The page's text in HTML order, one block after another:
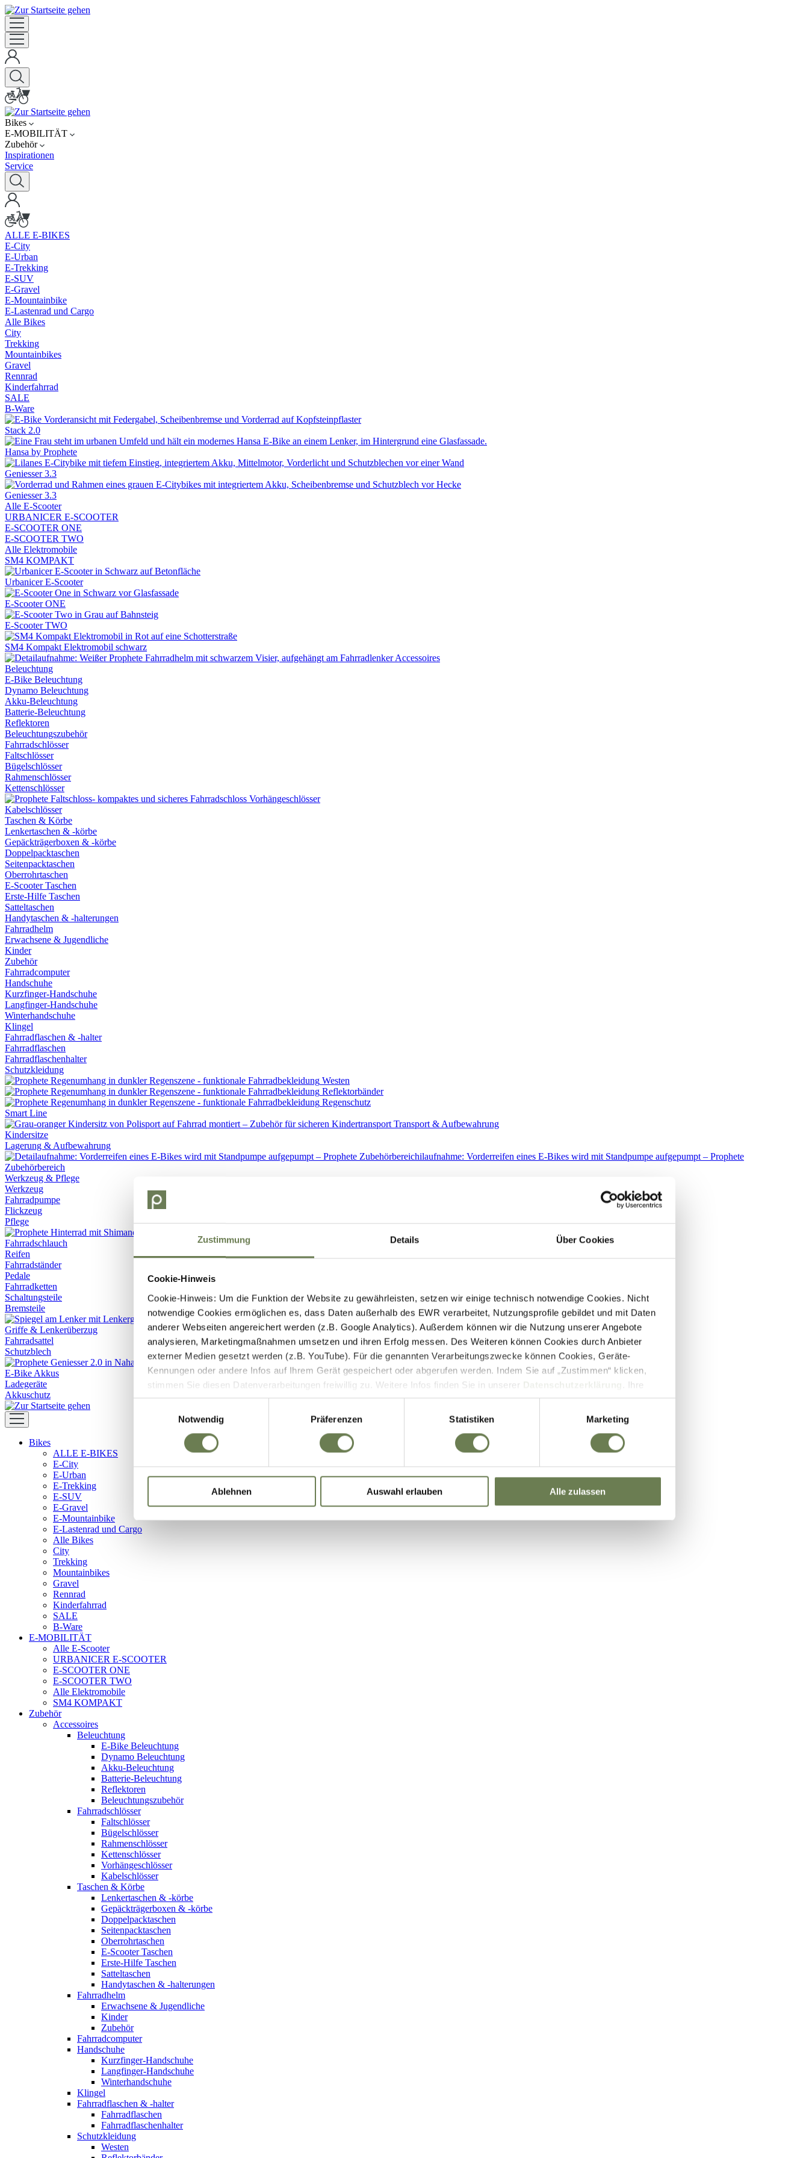
Zustimmung Details Über Cookies
Cookie-Hinweis
Cookie-Hinweis: Um die Funktion der Website zu gewährleisten, setzen wir einige technisch notwendige Cookies. Nicht
notwendige Cookies ermöglichen es, dass Daten außerhalb des EWR verarbeitet, Nutzungsprofile gebildet und mit Daten
anderer Webseiten angereichert werden (z.B. Google Analytics). Außerdem können wir die Nutzung unserer Angebote
analysieren, Marketingmaßnahmen umsetzen und ihren Erfolg messen. Des Weiteren können Cookies durch Anbieter
externer Medien gesetzt werden (z.B. YouTube). Für die genannten Verarbeitungszwecke können Cookies, Geräte-
Kennungen oder andere Infos auf Ihrem Gerät gespeichert oder abgerufen werden. Indem Sie auf „Zustimmen“ klicken,
stimmen Sie diesen Datenverarbeitungen freiwillig zu. Weitere Infos finden Sie in unserer Datenschutzerklärung
. Ihre
Zustimmung umfasst zeitlich begrenzt auch die Einwilligung zur Datenverarbeitung außerhalb des EWR wie zum Beispiel
in den USA (Art. 49 Abs. 1 lit. a) DSGVO), sofern für den entsprechenden Dienst keine Zertifizierung nach dem EU-US
Data Privacy Framework vorliegt. In den USA ist es möglich, dass Behörden zu Kontroll- und Überwachungszwecken auf
Ihre Daten zugreifen und dabei weder wirksame Rechtsbehelfe noch Betroffenenrechte durchsetzbar sein können. Unter
Notwendig
Präferenzen Statistiken Marketing
Ablehnen Auswahl erlauben Alle zulassen
Bikes
E-MOBILITÄT
Zubehör
Inspirationen
Service
ALLE E-BIKES
E-City
E-Urban
E-Trekking
E-SUV
E-Gravel
E-Mountainbike
E-Lastenrad und Cargo
Alle Bikes
City
Trekking
Mountainbikes
Gravel
Rennrad
Kinderfahrrad
SALE
B-Ware
Stack 2.0
Hansa by Prophete
Geniesser 3.3
Geniesser 3.3
Alle E-Scooter
URBANICER E-SCOOTER
E-SCOOTER ONE
E-SCOOTER TWO
Alle Elektromobile
SM4 KOMPAKT
Urbanicer E-Scooter
E-Scooter ONE
E-Scooter TWO
SM4 Kompakt Elektromobil schwarz
Accessoires
Beleuchtung
E-Bike Beleuchtung
Dynamo Beleuchtung
Akku-Beleuchtung
Batterie-Beleuchtung
Reflektoren
Beleuchtungszubehör
Fahrradschlösser
Faltschlösser
Bügelschlösser
Rahmenschlösser
Kettenschlösser
Vorhängeschlösser
Kabelschlösser
Taschen & Körbe
Lenkertaschen & -körbe
Gepäckträgerboxen & -körbe
Doppelpacktaschen
Seitenpacktaschen
Oberrohrtaschen
E-Scooter Taschen
Erste-Hilfe Taschen
Satteltaschen
Handytaschen & -halterungen
Fahrradhelm
Erwachsene & Jugendliche
Kinder
Zubehör
Fahrradcomputer
Handschuhe
Kurzfinger-Handschuhe
Langfinger-Handschuhe
Winterhandschuhe
Klingel
Fahrradflaschen & -halter
Fahrradflaschen
Fahrradflaschenhalter
Schutzkleidung
Westen
Reflektorbänder
Regenschutz
Smart Line
Transport & Aufbewahrung
Kindersitze
Lagerung & Aufbewahrung
Werkzeug & Pflege
Werkzeug
Fahrradpumpe
Flickzeug
Pflege
Fahrradschlauch
Reifen
Fahrradständer
Pedale
Fahrradketten
Schaltungsteile
Bremsteile
Spiegel
Griffe & Lenkerüberzug
Fahrradsattel
Schutzblech
E-Bike Akkus & Ladegeräte
E-Bike Akkus
Ladegeräte
Akkuschutz
Bikes
ALLE E-BIKES
E-City
E-Urban
E-Trekking
E-SUV
E-Gravel
E-Mountainbike
E-Lastenrad und Cargo
Alle Bikes
City
Trekking
Mountainbikes
Gravel
Rennrad
Kinderfahrrad
SALE
B-Ware
E-MOBILITÄT
Alle E-Scooter
URBANICER E-SCOOTER
E-SCOOTER ONE
E-SCOOTER TWO
Alle Elektromobile
SM4 KOMPAKT
Zubehör
Accessoires
Beleuchtung
E-Bike Beleuchtung
Dynamo Beleuchtung
Akku-Beleuchtung
Batterie-Beleuchtung
Reflektoren
Beleuchtungszubehör
Fahrradschlösser
Faltschlösser
Bügelschlösser
Rahmenschlösser
Kettenschlösser
Vorhängeschlösser
Kabelschlösser
Taschen & Körbe
Lenkertaschen & -körbe
Gepäckträgerboxen & -körbe
Doppelpacktaschen
Seitenpacktaschen
Oberrohrtaschen
E-Scooter Taschen
Erste-Hilfe Taschen
Satteltaschen
Handytaschen & -halterungen
Fahrradhelm
Erwachsene & Jugendliche
Kinder
Zubehör
Fahrradcomputer
Handschuhe
Kurzfinger-Handschuhe
Langfinger-Handschuhe
Winterhandschuhe
Klingel
Fahrradflaschen & -halter
Fahrradflaschen
Fahrradflaschenhalter
Schutzkleidung
Westen